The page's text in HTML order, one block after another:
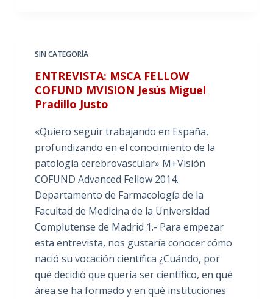
SIN CATEGORÍA
ENTREVISTA: MSCA FELLOW
COFUND MVISION Jesús Miguel
Pradillo Justo
«Quiero seguir trabajando en España,
profundizando en el conocimiento de la
patología cerebrovascular» M+Visión
COFUND Advanced Fellow 2014.
Departamento de Farmacología de la
Facultad de Medicina de la Universidad
Complutense de Madrid 1.- Para empezar
esta entrevista, nos gustaría conocer cómo
nació su vocación científica ¿Cuándo, por
qué decidió que quería ser científico, en qué
área se ha formado y en qué instituciones